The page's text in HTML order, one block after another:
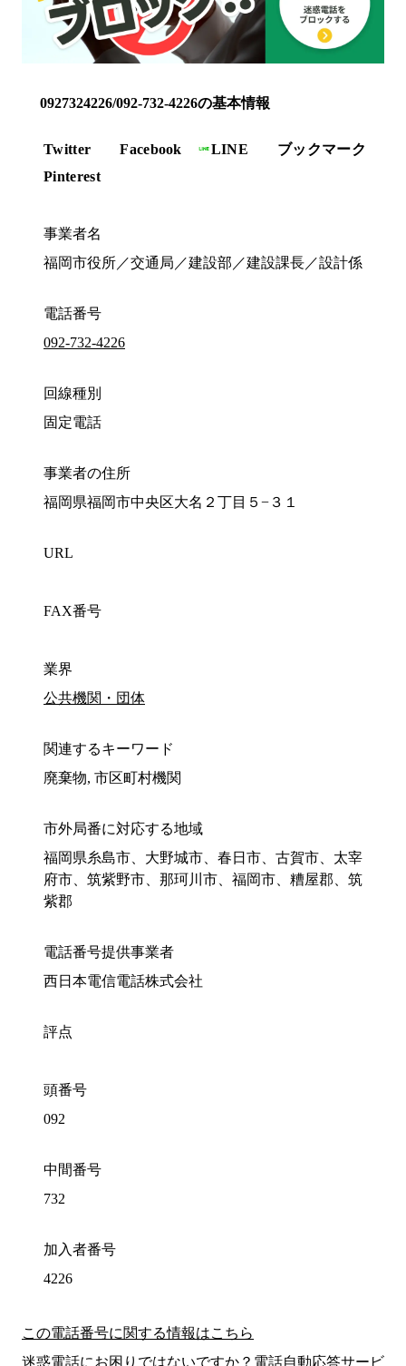
0927324226/092-732-4226の基本情報
Twitter Facebook LINE
ブックマーク
Pinterest
事業者名
福岡市役所／交通局／建設部／建設課長／設計係
電話番号
092-732-4226
回線種別
固定電話
事業者の住所
福岡県福岡市中央区大名２丁目５−３１
URL
FAX番号
業界
公共機関・団体
関連するキーワード
廃棄物, 市区町村機関
市外局番に対応する地域
福岡県糸島市、大野城市、春日市、古賀市、太宰
府市、筑紫野市、那珂川市、福岡市、糟屋郡、筑
紫郡
電話番号提供事業者
西日本電信電話株式会社
評点
頭番号
092
中間番号
732
加入者番号
4226
この電話番号に関する情報はこちら
迷惑電話にお困りではないですか？電話自動応答サービ